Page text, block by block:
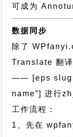
可成为
数据同步
除了
Translate 翻译
—— [eps
name”]进行
工作流程：
1、先在